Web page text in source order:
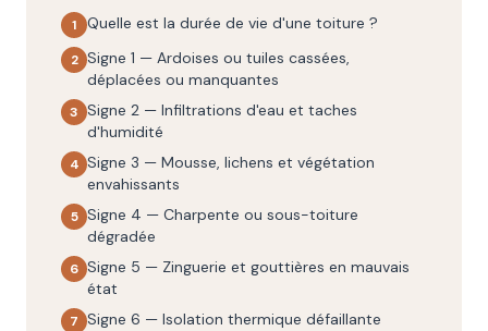
1 Quelle est la durée de vie d'une toiture ?
2 Signe 1 — Ardoises ou tuiles cassées,
déplacées ou manquantes
3 Signe 2 — Infiltrations d'eau et taches
d'humidité
4 Signe 3 — Mousse, lichens et végétation
envahissants
5 Signe 4 — Charpente ou sous-toiture
dégradée
6 Signe 5 — Zinguerie et gouttières en mauvais
état
7 Signe 6 — Isolation thermique défaillante